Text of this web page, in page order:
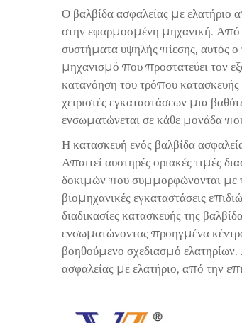
Ο βαλβίδα ασφαλείας με ελατήριο
στην εφαρμοσμένη μηχανική. Από
συστήματα υψηλής πίεσης, αυτός ο
μηχανισμό που προστατεύει τον
κατανόηση του τρόπου κατασκευής
χειριστές εγκαταστάσεων μια
ενσωματώνεται σε κάθε μονάδα
Η κατασκευή ενός βαλβίδα
Απαιτεί αυστηρές οριακές τιμές
δοκιμών που συμμορφώνονται με
βιομηχανικές εγκαταστάσεις
διαδικασίες κατασκευής της
ενσωματώνοντας προηγμένα
βοηθούμενο σχεδιασμό ελατηρίων.
ασφαλείας με ελατήριο, από την